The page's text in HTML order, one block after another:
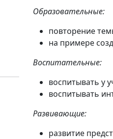
Образовательные:
повторение
на примере
Воспитательные:
воспитывать у
воспитывать
Развивающие:
развитие